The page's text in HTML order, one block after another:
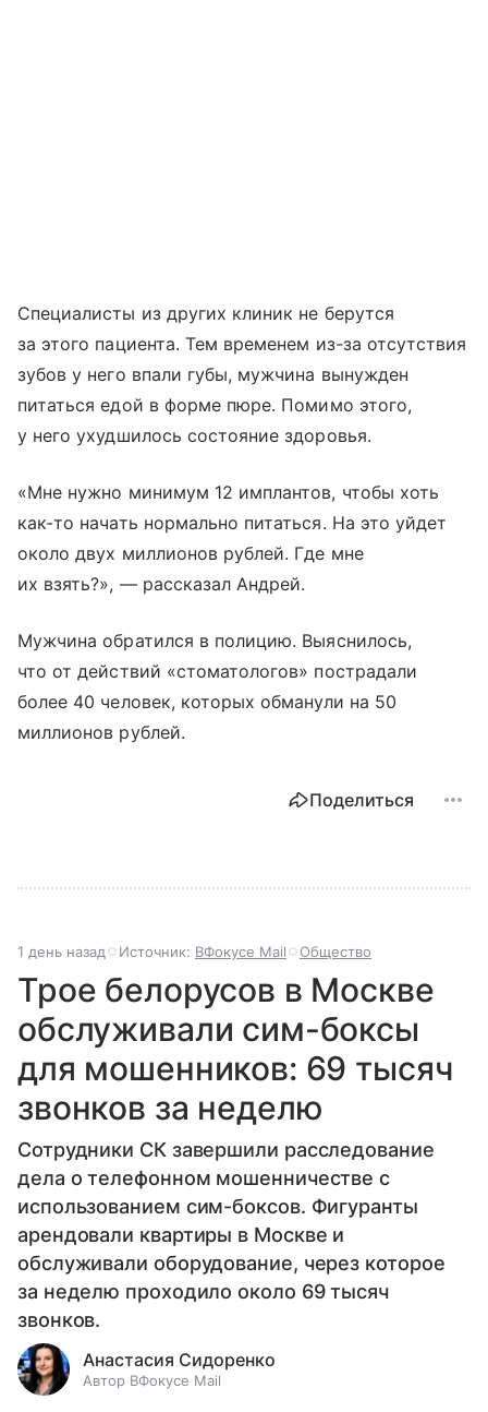
Специалисты из других клиник не берутся
за этого пациента. Тем временем из-за отсутствия
зубов у него впали губы, мужчина вынужден
питаться едой в форме пюре. Помимо этого,
у него ухудшилось состояние здоровья.
«Мне нужно минимум 12 имплантов, чтобы хоть
как-то начать нормально питаться. На это уйдет
около двух миллионов рублей. Где мне
их взять?», — рассказал Андрей.
Мужчина обратился в полицию. Выяснилось,
что от действий «стоматологов» пострадали
более 40 человек, которых обманули на 50
миллионов рублей.
Поделиться
1 день назад Источник: ВФокусе Mail Общество
Трое белорусов в Москве
обслуживали сим-боксы
для мошенников: 69 тысяч
звонков за неделю
Сотрудники СК завершили расследование
дела о телефонном мошенничестве с
использованием сим-боксов. Фигуранты
арендовали квартиры в Москве и
обслуживали оборудование, через которое
за неделю проходило около 69 тысяч
звонков.
Анастасия Сидоренко
Автор ВФокусе Mail